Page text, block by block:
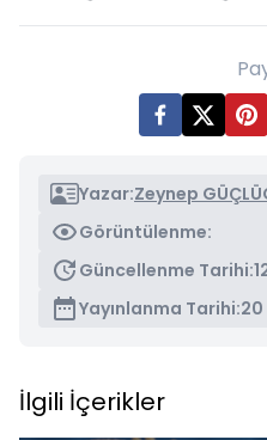
Yazar:Zeynep
Görüntülenme:
Güncellenme Tarihi:
Yayınlanma Tarihi:20
İlgili İçerikler